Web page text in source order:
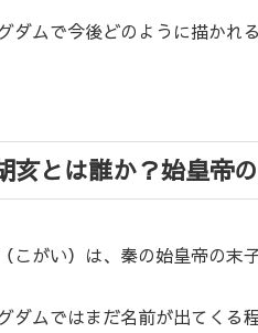
ダムで今後どのように描かれ
亥とは誰か？始皇帝
こがい）は、秦の始皇帝の末
ダムではまだ名前が出てくる